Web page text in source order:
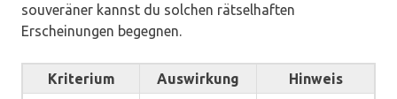
souveräner kannst du solchen rätselhaften
Erscheinungen begegnen.
Kriterium Auswirkung Hinweis